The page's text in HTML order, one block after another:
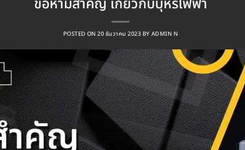
POSTED ON20 ธันวาคม 2023 BY ADMIN N